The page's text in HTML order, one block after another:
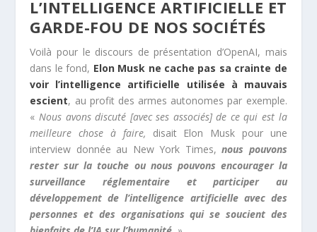
L’INTELLIGENCE ARTIFICIELLE ET
GARDE-FOU DE NOS SOCIÉTÉS
Voilà pour le discours de présentation d’OpenAI, mais
dans le fond, Elon Musk ne cache pas sa crainte de
voir l’intelligence artificielle utilisée à mauvais
escient, au profit des armes autonomes par exemple.
« Nous avons discuté [avec ses associés] de ce qui est la
meilleure chose à faire, disait Elon Musk pour une
interview donnée au New York Times,nous pouvons
rester sur la touche ou nous pouvons encourager la
surveillance réglementaire et participer au
développement de l’intelligence artificielle avec des
personnes et des organisations qui se soucient des